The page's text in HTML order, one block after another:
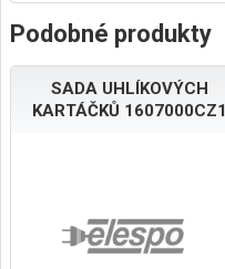
Podobné produkty
SADA UHLÍKOVÝCH
KARTÁČKŮ 1607000CZ1